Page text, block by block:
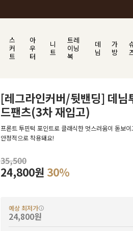
스
커
트
아
우
터
니
트
트레
이닝
복
데
님
가
방
[레그라인커버/뒷밴딩] 데님
드팬츠(3차 재입고)
프론트 투핀턱 포인트로 클래식한 멋스러움이 돋보
안정적으로 착용돼요!
35,500
24,800원 30%
예상 최저가
24,800원